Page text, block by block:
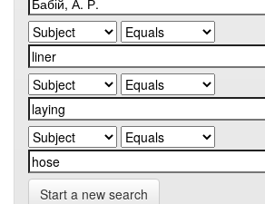
Start a new search